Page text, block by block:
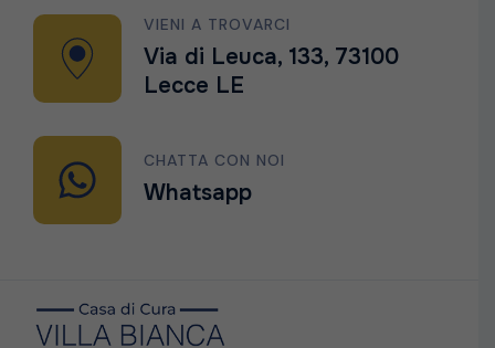
VIENI A TROVARCI
Via di Leuca, 133, 73100
Lecce LE
CHATTA CON NOI
Whatsapp